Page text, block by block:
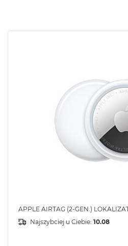
APPLE AIRTAG (2-GEN.)
Najszybciej u Ciebie: 10.08